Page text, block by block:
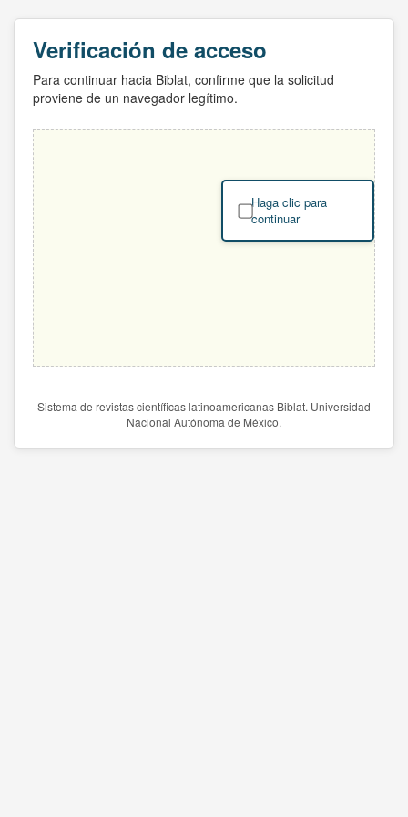
Verificación de acceso
Para continuar hacia Biblat, confirme que la solicitud
proviene de un navegador legítimo.
Haga clic para
continuar
Sistema de revistas científicas latinoamericanas Biblat. Universidad
Nacional Autónoma de México.